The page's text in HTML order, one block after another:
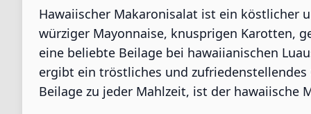
Hawaiischer Makaronisalat ist ein köstlicher
würziger Mayonnaise, knusprigen Karotten,
eine beliebte Beilage bei hawaiianischen
ergibt ein tröstliches und
Beilage zu jeder Mahlzeit, ist der hawaiische